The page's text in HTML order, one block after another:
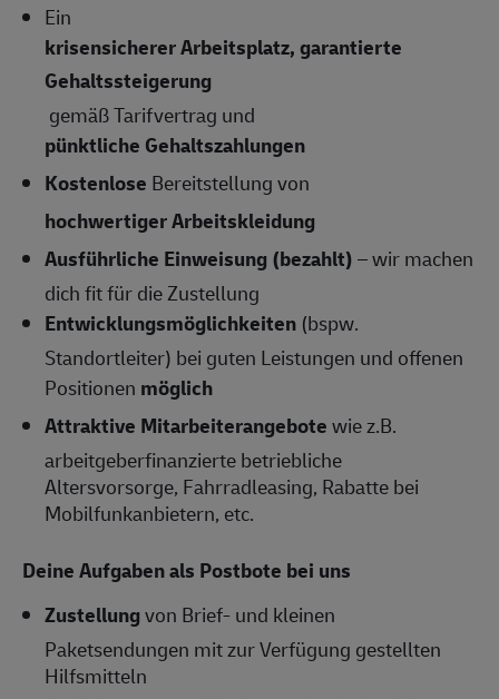
Ein
krisensicherer Arbeitsplatz, garantierte
Gehaltssteigerung
gemäß Tarifvertrag und
pünktliche Gehaltszahlungen
Kostenlose Bereitstellung von
hochwertiger Arbeitskleidung
Ausführliche Einweisung (bezahlt)– wir machen
dich fit für die Zustellung
Entwicklungsmöglichkeiten (bspw.
Standortleiter) bei guten Leistungen und offenen
Positionen möglich
Attraktive Mitarbeiterangebotewie z.B.
arbeitgeberfinanzierte betriebliche
Altersvorsorge, Fahrradleasing, Rabatte bei
Mobilfunkanbietern, etc.
Deine Aufgaben als Postbote bei uns
Zustellungvon Brief- und kleinen
Paketsendungen mit zur Verfügung gestellten
Hilfsmitteln